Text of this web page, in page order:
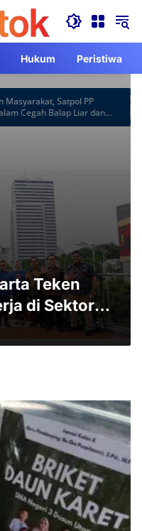
Hukum Peristiwa
Satpol PP
Cegah Balap Liar dan
Teken
di Sektor